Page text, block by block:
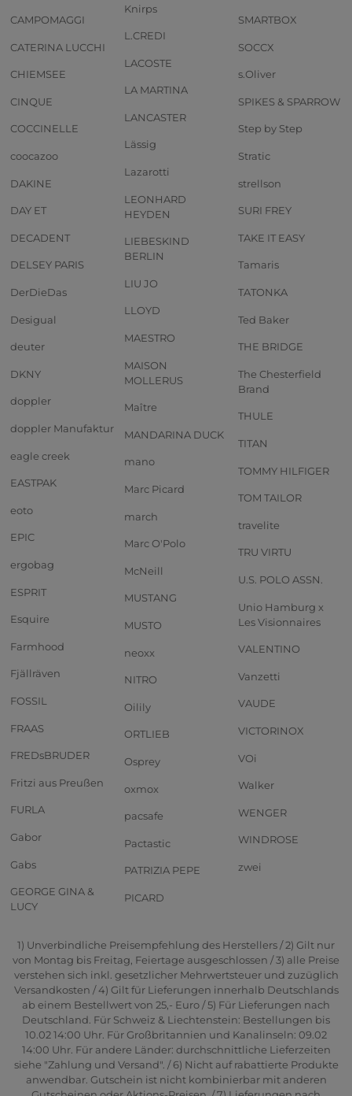
CAMPOMAGGI
CATERINA LUCCHI
CHIEMSEE
CINQUE
COCCINELLE
coocazoo
DAKINE
DAY ET
DECADENT
DELSEY PARIS
DerDieDas
Desigual
deuter
DKNY
doppler
doppler Manufaktur
eagle creek
EASTPAK
eoto
EPIC
ergobag
ESPRIT
Esquire
Farmhood
Fjällräven
FOSSIL
FRAAS
FREDsBRUDER
Fritzi aus Preußen
FURLA
Gabor
Gabs
GEORGE GINA &
LUCY
Knirps
L.CREDI
LACOSTE
LA MARTINA
LANCASTER
Lässig
Lazarotti
LEONHARD
HEYDEN
LIEBESKIND
BERLIN
LIU JO
LLOYD
MAESTRO
MAISON
MOLLERUS
Maître
MANDARINA DUCK
mano
Marc Picard
march
Marc O'Polo
McNeill
MUSTANG
MUSTO
neoxx
NITRO
Oilily
ORTLIEB
Osprey
oxmox
pacsafe
Pactastic
PATRIZIA PEPE
PICARD
SMARTBOX
SOCCX
s.Oliver
SPIKES & SPARROW
Step by Step
Stratic
strellson
SURI FREY
TAKE IT EASY
Tamaris
TATONKA
Ted Baker
THE BRIDGE
The Chesterfield
Brand
THULE
TITAN
TOMMY HILFIGER
TOM TAILOR
travelite
TRU VIRTU
U.S. POLO ASSN.
Unio Hamburg x
Les Visionnaires
VALENTINO
Vanzetti
VAUDE
VICTORINOX
VOi
Walker
WENGER
WINDROSE
zwei
1) Unverbindliche Preisempfehlung des Herstellers / 2) Gilt nur
von Montag bis Freitag, Feiertage ausgeschlossen / 3) alle Preise
verstehen sich inkl. gesetzlicher Mehrwertsteuer und zuzüglich
Versandkosten / 4) Gilt für Lieferungen innerhalb Deutschlands
ab einem Bestellwert von 25,- Euro / 5) Für Lieferungen nach
Deutschland. Für Schweiz & Liechtenstein: Bestellungen bis
10.02 14:00 Uhr. Für Großbritannien und Kanalinseln: 09.02
14:00 Uhr. Für andere Länder: durchschnittliche Lieferzeiten
siehe "Zahlung und Versand". / 6) Nicht auf rabattierte Produkte
anwendbar. Gutschein ist nicht kombinierbar mit anderen